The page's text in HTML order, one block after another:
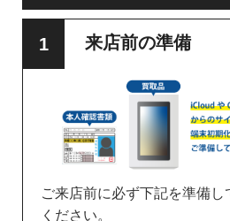
来店前の準備
ご来店前に必ず下記を準備し
ください。